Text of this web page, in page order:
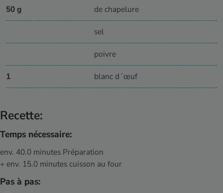
50 g de chapelure
sel
poivre
1 blanc d´œuf
Recette:
Temps nécessaire:
env. 40.0 minutes Préparation
+ env. 15.0 minutes cuisson au four
Pas à pas: